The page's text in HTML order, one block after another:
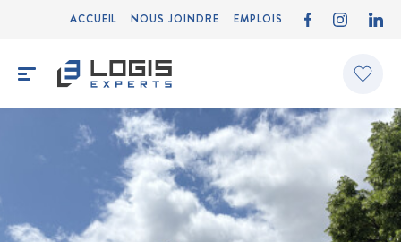
ACCUEIL NOUS JOINDRE EMPLOIS